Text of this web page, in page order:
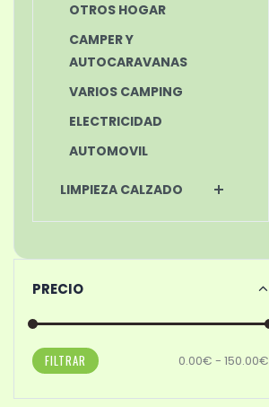
OTROS HOGAR
CAMPER Y
AUTOCARAVANAS
VARIOS CAMPING
ELECTRICIDAD
AUTOMOVIL
LIMPIEZA CALZADO
PRECIO
FILTRAR 0.00€ - 150.00€